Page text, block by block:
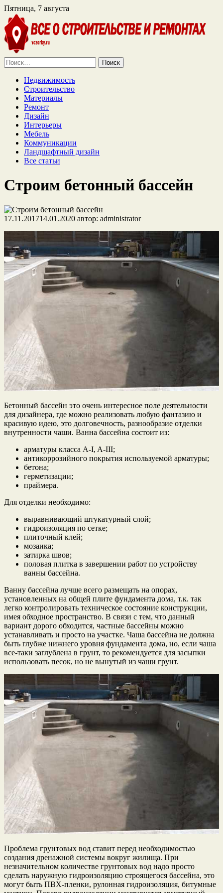
Пятница, 7 августа
Найти:
Недвижимость
Строительство
Материалы
Ремонт
Дизайн
Интерьеры
Мебель
Коммуникации
Ландшафтный дизайн
Все статьи
Строим бетонный бассейн
17.11.201714.01.2020 автор: administrator
Бетонный бассейн это очень интересное поле деятельности
для дизайнера, где можно реализовать любую фантазию и
красивую идею, это долговечность, разнообразие отделки
внутренности чаши. Ванна бассейна состоит из:
арматуры класса A-I, A-III;
антикоррозийного покрытия используемой арматуры;
бетона;
герметизации;
праймера.
Для отделки необходимо:
выравнивающий штукатурный слой;
гидроизоляция по сетке;
плиточный клей;
мозаика;
затирка швов;
половая плитка в завершении работ по устройству
ванны бассейна.
Ванну бассейна лучше всего размещать на опорах,
установленных на общей плите фундамента дома, т.к. так
легко контролировать техническое состояние конструкции,
имея обходное пространство. В связи с тем, что данный
вариант дорого обходится, частные бассейны можно
устанавливать и просто на участке. Чаша бассейна не должна
быть глубже нижнего уровня фундамента дома, но, если чаша
все-таки заглублена в грунт, то рекомендуется для засыпки
использовать песок, но не вынутый из чаши грунт.
Проблема грунтовых вод ставит перед необходимостью
создания дренажной системы вокруг жилища. При
незначительном количестве грунтовых вод надо просто
сделать наружную гидроизоляцию строящегося бассейна, это
могут быть ПВХ-пленки, рулонная гидроизоляция, битумные